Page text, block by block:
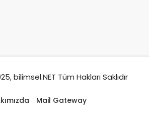
bilimsel.NET Tüm Hakları Saklıdır
Mail Gateway